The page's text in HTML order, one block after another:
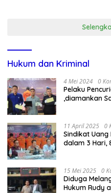
Hukum dan Kriminal
4 Mei 2024 0
Pelaku
,diamankan
11 April 2025 0
Sindikat Uang
dalam 3 Hari,
15 Mei 2025 0
Diduga
Hukum Rudy